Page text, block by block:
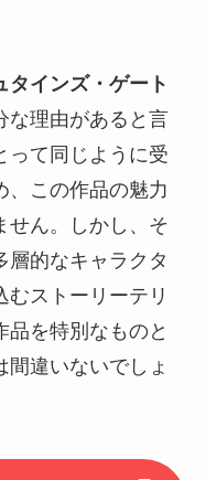
タインズ・ゲート
な理由があると言
って同じように受
、この作品の魅力
せん。しかし、そ
層的なキャラクタ
むストーリーテリ
品を特別なものと
違いないでしょ